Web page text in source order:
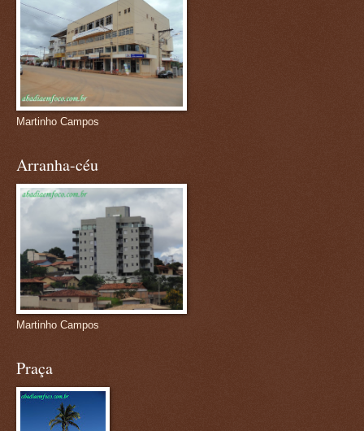
Martinho Campos
Arranha-céu
Martinho Campos
Praça